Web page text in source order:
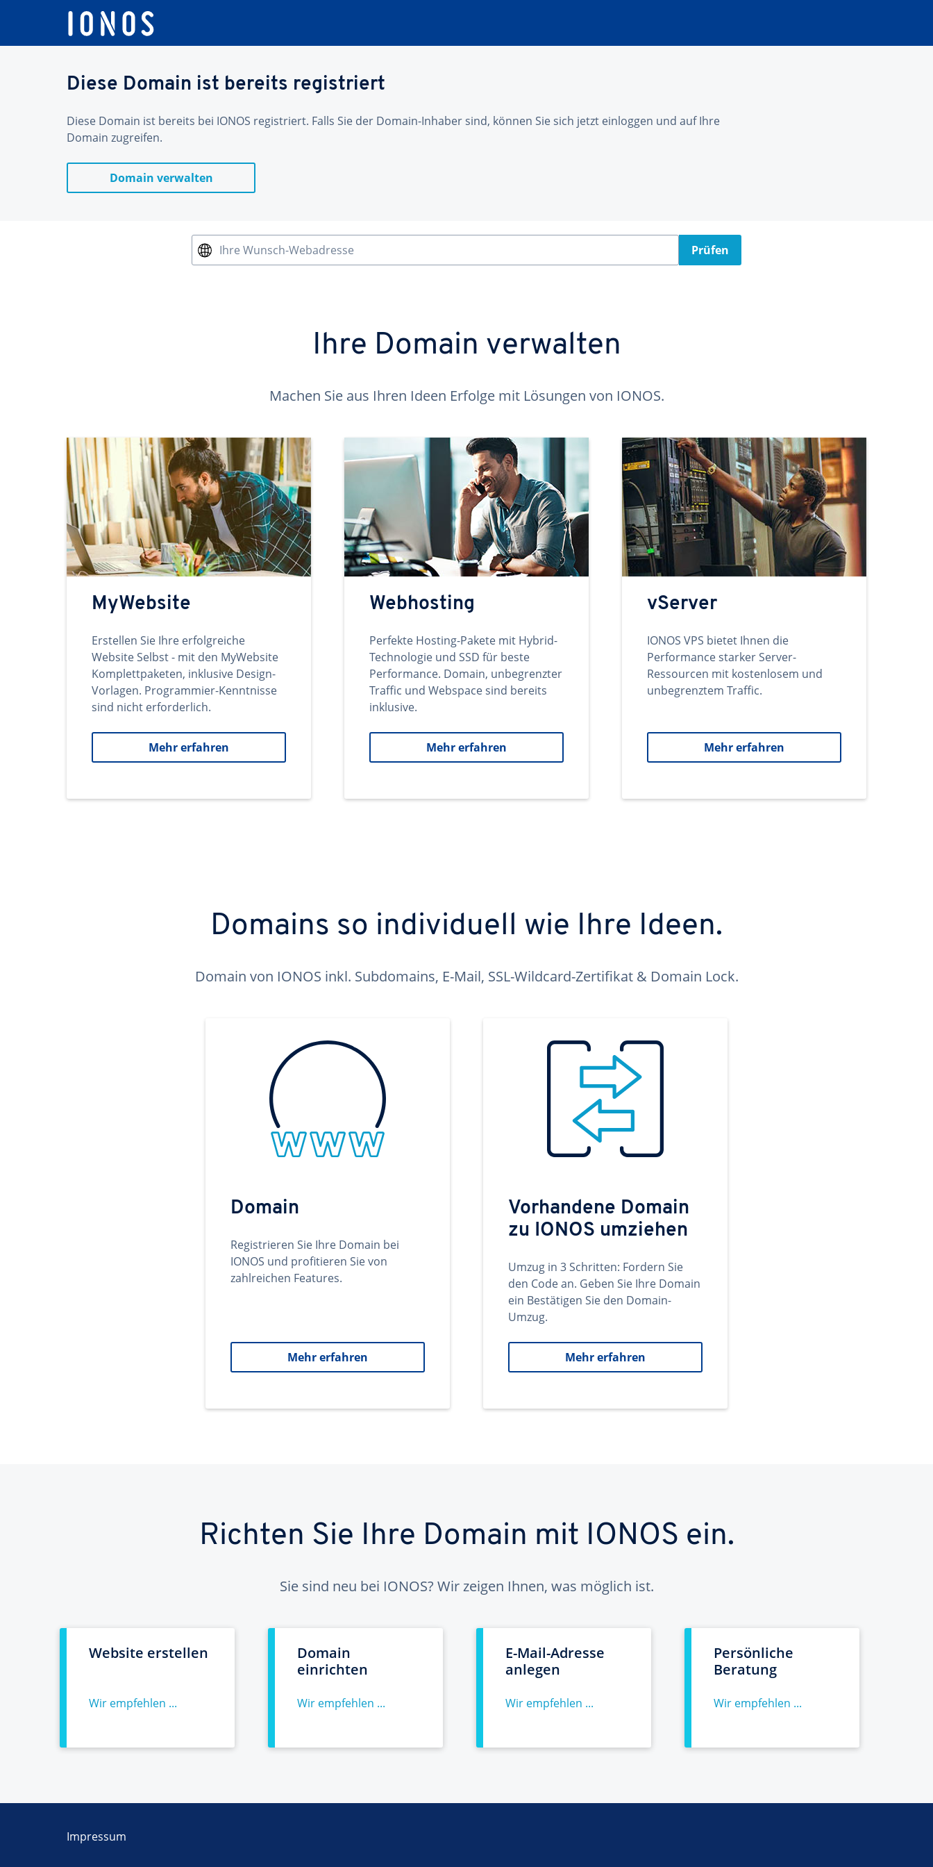
Diese Domain ist bereits registriert
Diese Domain ist bereits bei IONOS registriert. Falls Sie der Domain-Inhaber sind, können Sie sich jetzt einloggen und auf Ihre
Domain zugreifen.
Domain verwalten
Ihre Wunsch-Webadresse Prüfen
Ihre Domain verwalten
Machen Sie aus Ihren Ideen Erfolge mit Lösungen von IONOS.
MyWebsite
Erstellen Sie Ihre erfolgreiche
Website Selbst - mit den MyWebsite
Komplettpaketen, inklusive Design-
Vorlagen. Programmier-Kenntnisse
sind nicht erforderlich.
Mehr erfahren
Webhosting
Perfekte Hosting-Pakete mit Hybrid-
Technologie und SSD für beste
Performance. Domain, unbegrenzter
Traffic und Webspace sind bereits
inklusive.
Mehr erfahren
vServer
IONOS VPS bietet Ihnen die
Performance starker Server-
Ressourcen mit kostenlosem und
unbegrenztem Traffic.
Mehr erfahren
Domains so individuell wie Ihre Ideen.
Domain von IONOS inkl. Subdomains, E-Mail, SSL-Wildcard-Zertifikat & Domain Lock.
Domain
Registrieren Sie Ihre Domain bei
IONOS und profitieren Sie von
zahlreichen Features.
Mehr erfahren
Vorhandene Domain
zu IONOS umziehen
Umzug in 3 Schritten: Fordern Sie
den Code an. Geben Sie Ihre Domain
ein Bestätigen Sie den Domain-
Umzug.
Mehr erfahren
Richten Sie Ihre Domain mit IONOS ein.
Sie sind neu bei IONOS? Wir zeigen Ihnen, was möglich ist.
Website erstellen
Wir empfehlen ...
Domain
einrichten
Wir empfehlen ...
E-Mail-Adresse
anlegen
Wir empfehlen ...
Persönliche
Beratung
Wir empfehlen ...
Impressum